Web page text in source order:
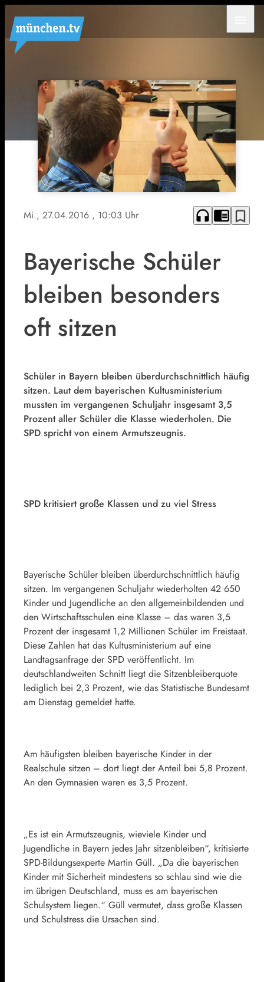
Mi., 27.04.2016 , 10:03 Uhr headphones chrome_reader_mode bookmark_border
Bayerische Schüler
bleiben besonders
oft sitzen
Schüler in Bayern bleiben überdurchschnittlich häufig
sitzen. Laut dem bayerischen Kultusministerium
mussten im vergangenen Schuljahr insgesamt 3,5
Prozent aller Schüler die Klasse wiederholen. Die
SPD spricht von einem Armutszeugnis.
SPD kritisiert große Klassen und zu viel Stress
Bayerische Schüler bleiben überdurchschnittlich häufig
sitzen. Im vergangenen Schuljahr wiederholten 42 650
Kinder und Jugendliche an den allgemeinbildenden und
den Wirtschaftsschulen eine Klasse – das waren 3,5
Prozent der insgesamt 1,2 Millionen Schüler im Freistaat.
Diese Zahlen hat das Kultusministerium auf eine
Landtagsanfrage der SPD veröffentlicht. Im
deutschlandweiten Schnitt liegt die Sitzenbleiberquote
lediglich bei 2,3 Prozent, wie das Statistische Bundesamt
am Dienstag gemeldet hatte.
Am häufigsten bleiben bayerische Kinder in der
Realschule sitzen – dort liegt der Anteil bei 5,8 Prozent.
An den Gymnasien waren es 3,5 Prozent.
„Es ist ein Armutszeugnis, wieviele Kinder und
Jugendliche in Bayern jedes Jahr sitzenbleiben“, kritisierte
SPD-Bildungsexperte Martin Güll. „Da die bayerischen
Kinder mit Sicherheit mindestens so schlau sind wie die
im übrigen Deutschland, muss es am bayerischen
Schulsystem liegen.“ Güll vermutet, dass große Klassen
und Schulstress die Ursachen sind.